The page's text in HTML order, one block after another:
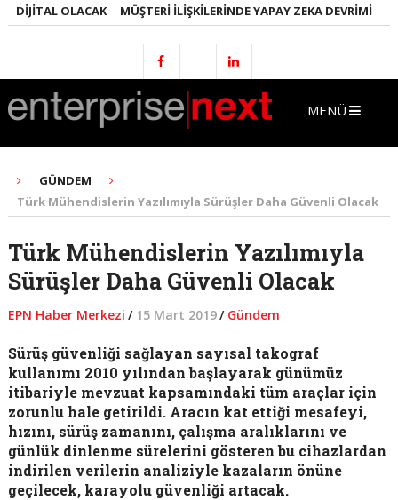
OLACAK MÜŞTERI İLIŞKILERINDE YAPAY ZEKA DEVRIMI
MENÜ
GÜNDEM
Türk Mühendislerin Yazılımıyla Sürüşler Daha Güvenli Olacak
Türk Mühendislerin Yazılımıyla
Sürüşler Daha Güvenli Olacak
EPN Haber Merkezi / 15 Mart 2019/ Gündem
Sürüş güvenliği sağlayan sayısal takograf
kullanımı 2010 yılından başlayarak günümüz
itibariyle mevzuat kapsamındaki tüm araçlar için
zorunlu hale getirildi. Aracın kat ettiği mesafeyi,
hızını, sürüş zamanını, çalışma aralıklarını ve
günlük dinlenme sürelerini gösteren bu cihazlardan
indirilen verilerin analiziyle kazaların önüne
geçilecek, karayolu güvenliği artacak.